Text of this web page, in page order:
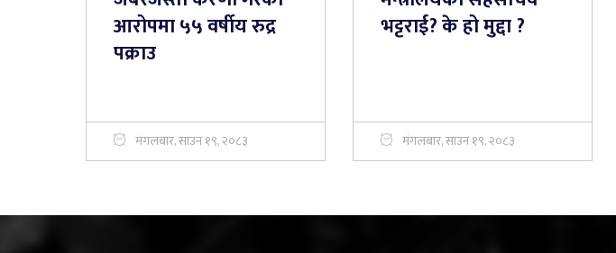
आरोपमा ५५ वर्षीय रुद्र
पक्राउ
मंगलबार, साउन १९, २०८३
भट्टराई? के हो मुद्दा ?
मंगलबार, साउन १९, २०८३